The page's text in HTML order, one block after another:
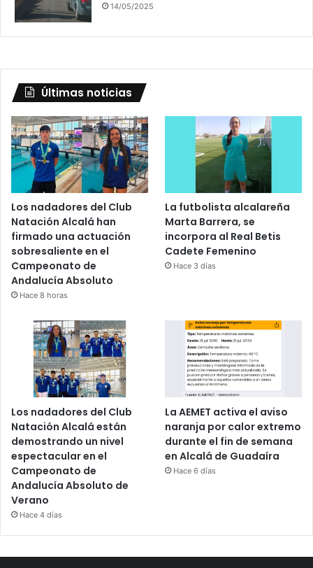
14/05/2025
Últimas noticias
Los nadadores del Club
Natación Alcalá han
firmado una actuación
sobresaliente en el
Campeonato de
Andalucía Absoluto
Hace 8 horas
La futbolista alcalareña
Marta Barrera, se
incorpora al Real Betis
Cadete Femenino
Hace 3 días
Los nadadores del Club
Natación Alcalá están
demostrando un nivel
espectacular en el
Campeonato de
Andalucía Absoluto de
Verano
Hace 4 días
La AEMET activa el aviso
naranja por calor extremo
durante el fin de semana
en Alcalá de Guadaíra
Hace 6 días